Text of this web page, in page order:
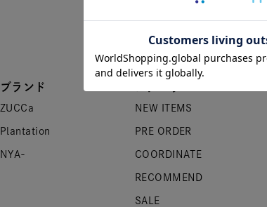
ブランド
ZUCCa
Plantation
NYA-
NEW ITEMS
PRE ORDER
COORDINATE
RECOMMEND
SALE